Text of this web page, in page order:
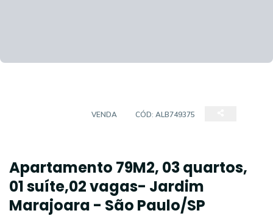
VENDA CÓD: ALB749375
Apartamento 79M2, 03 quartos,
01 suíte,02 vagas- Jardim
Marajoara - São Paulo/SP